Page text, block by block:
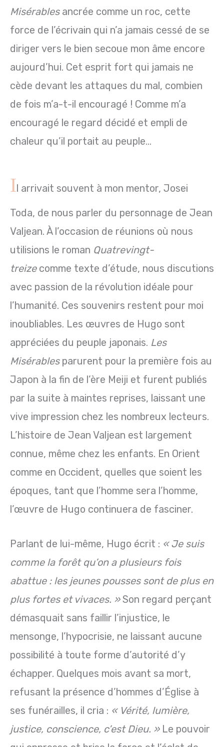
Misérablesancrée comme un roc, cette
force de l’écrivain qui n’a jamais cessé de se
diriger vers le bien secoue mon âme encore
aujourd’hui. Cet esprit fort qui jamais ne
cède devant les attaques du mal, combien
de fois m’a-t-il encouragé ! Comme m’a
encouragé le regard décidé et empli de
chaleur qu’il portait au peuple…
Il arrivait souvent à mon mentor, Josei
Toda, de nous parler du personnage de Jean
Valjean. À l’occasion de réunions où nous
utilisions le roman Quatrevingt-
treizecomme texte d’étude, nous discutions
avec passion de la révolution idéale pour
l’humanité. Ces souvenirs restent pour moi
inoubliables. Les œuvres de Hugo sont
appréciées du peuple japonais. Les
Misérablesparurent pour la première fois au
Japon à la fin de l’ère Meiji et furent publiés
par la suite à maintes reprises, laissant une
vive impression chez les nombreux lecteurs.
L’histoire de Jean Valjean est largement
connue, même chez les enfants. En Orient
comme en Occident, quelles que soient les
époques, tant que l’homme sera l’homme,
l’œuvre de Hugo continuera de fasciner.
Parlant de lui-même, Hugo écrit : « Je suis
comme la forêt qu’on a plusieurs fois
abattue : les jeunes pousses sont de plus en
plus fortes et vivaces. »Son regard perçant
démasquait sans faillir l’injustice, le
mensonge, l’hypocrisie, ne laissant aucune
possibilité à toute forme d’autorité d’y
échapper. Quelques mois avant sa mort,
refusant la présence d’hommes d’Église à
ses funérailles, il cria : « Vérité, lumière,
justice, conscience, c’est Dieu. »Le pouvoir